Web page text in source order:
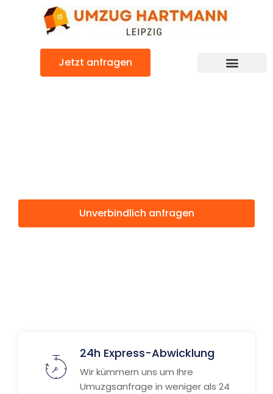
Jetzt anfragen
Unverbindlich anfragen
24h Express-Abwicklung
Wir kümmern uns um Ihre
Umuzgsanfrage in weniger als 24